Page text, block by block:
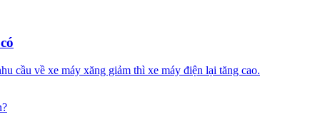
cầu về xe máy xăng giảm thì xe máy điện lại tăng cao.